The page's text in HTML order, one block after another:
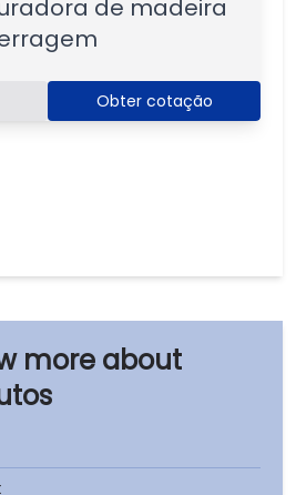
de madeira
Obter cotação